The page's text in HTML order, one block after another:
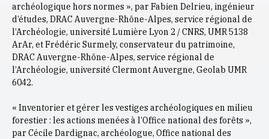
archéologique hors normes », par Fabien Delrieu, ingénieur
d’études, DRAC Auvergne-Rhône-Alpes, service régional de
l’Archéologie, université Lumière Lyon 2 / CNRS, UMR 5138
ArAr, et Frédéric Surmely, conservateur du patrimoine,
DRAC Auvergne-Rhône-Alpes, service régional de
l’Archéologie, université Clermont Auvergne, Geolab UMR
6042.
« Inventorier et gérer les vestiges archéologiques en milieu
forestier : les actions menées à l’Office national des forêts »,
par Cécile Dardignac, archéologue, Office national des